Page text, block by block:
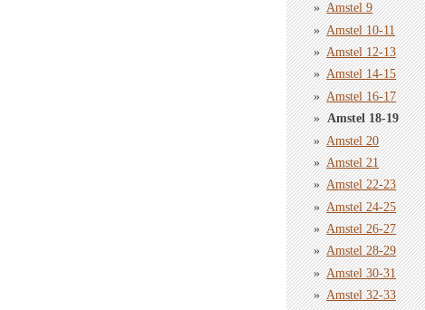
Amstel 9
Amstel 10-11
Amstel 12-13
Amstel 14-15
Amstel 16-17
Amstel 18-19
Amstel 20
Amstel 21
Amstel 22-23
Amstel 24-25
Amstel 26-27
Amstel 28-29
Amstel 30-31
Amstel 32-33